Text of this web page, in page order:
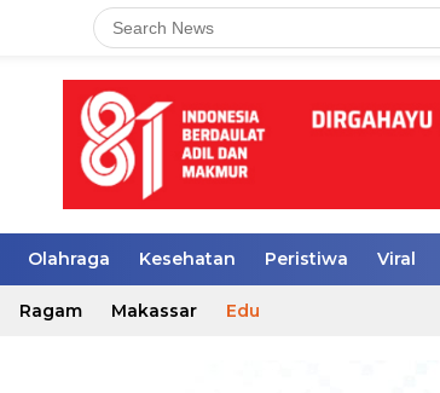
Olahraga Kesehatan Peristiwa Viral
Ragam Makassar Edu